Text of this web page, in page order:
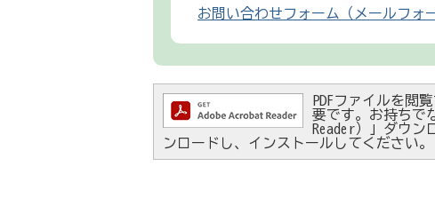
お問い合わせフォーム（メールフォ
PDFファイルを閲
要です。お持ちで
Reader）」ダウン
ンロードし、インストールしてください。